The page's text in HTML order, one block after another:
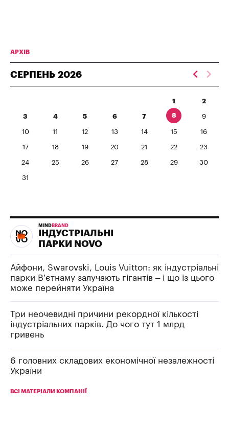
АРХІВ
СЕРПЕНЬ 2026
1 2
3 4 5 6 7 8 9
10 11 12 13 14 15 16
17 18 19 20 21 22 23
24 25 26 27 28 29 30
31
MIND BRAND
ІНДУСТРІАЛЬНІ
ПАРКИ NOVO
Айфони, Swarovski, Louis Vuitton: як індустріальні
парки В’єтнаму залучають гігантів – і що із цього
може перейняти Україна
Три неочевидні причини рекордної кількості
індустріальних парків. До чого тут 1 млрд
гривень
6 головних складових економічної незалежності
України
ВСІ МАТЕРІАЛИ КОМПАНІЇ